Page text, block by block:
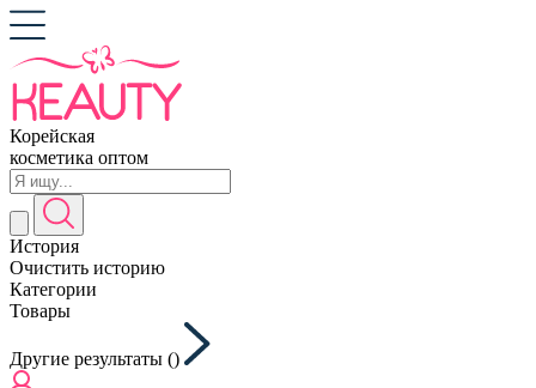
Корейская
косметика оптом
История
Очистить историю
Категории
Товары
Другие результаты ()